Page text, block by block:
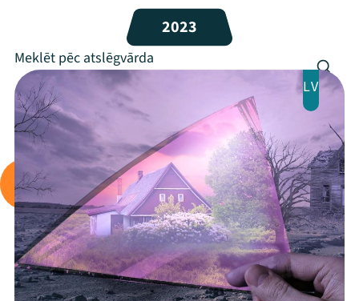
Festivāls
Programma
Viņi bija LAMPĀ 2026
Jaunumi
Ziedo
Veikals
Kontakti
2023
LV